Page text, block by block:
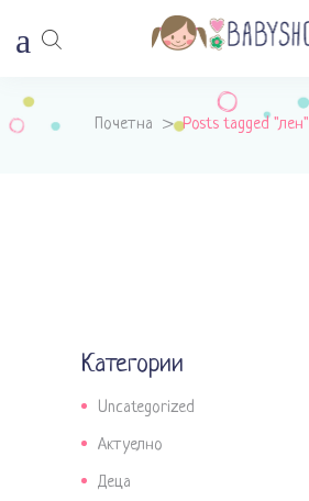
Почетна >Posts tagged "лен"
Категории
Uncategorized
Актуелно
Деца